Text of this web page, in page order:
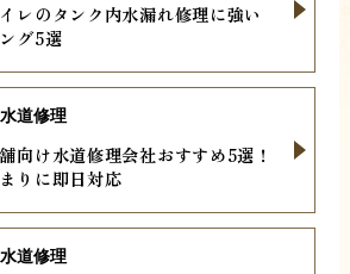
レのタンク内水漏れ修理に強い
グ5選
向け水道修理会社おすすめ5選！
りに即日対応
水道修理
水道修理